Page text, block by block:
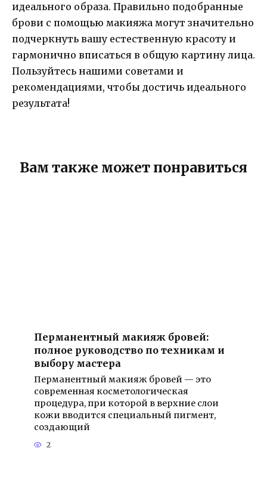
идеального образа. Правильно подобранные
брови с помощью макияжа могут значительно
подчеркнуть вашу естественную красоту и
гармонично вписаться в общую картину лица.
Пользуйтесь нашими советами и
рекомендациями, чтобы достичь идеального
результата!
Вам также может понравиться
Перманентный макияж бровей:
полное руководство по техникам и
выбору мастера
Перманентный макияж бровей — это
современная косметологическая
процедура, при которой в верхние слои
кожи вводится специальный пигмент,
создающий
2